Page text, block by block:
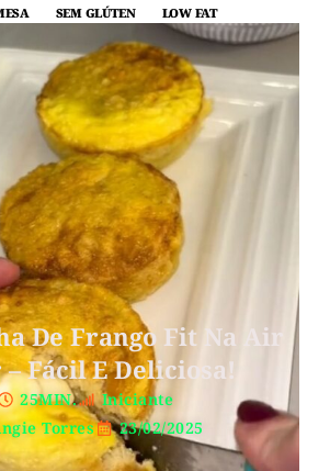
SEM GLÚTEN LOW FAT
De Frango Fit Na Air
Fácil E Deliciosa!
25MIN.
Iniciante
Torres
23/02/2025